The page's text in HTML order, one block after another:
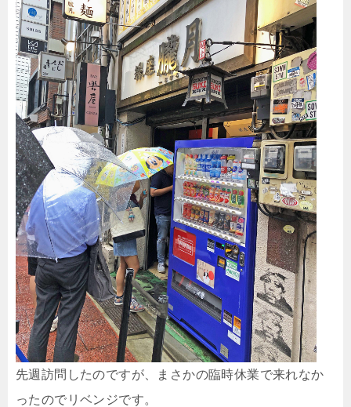
先週訪問したのですが、まさかの臨時休業で来れなか
ったのでリベンジです。